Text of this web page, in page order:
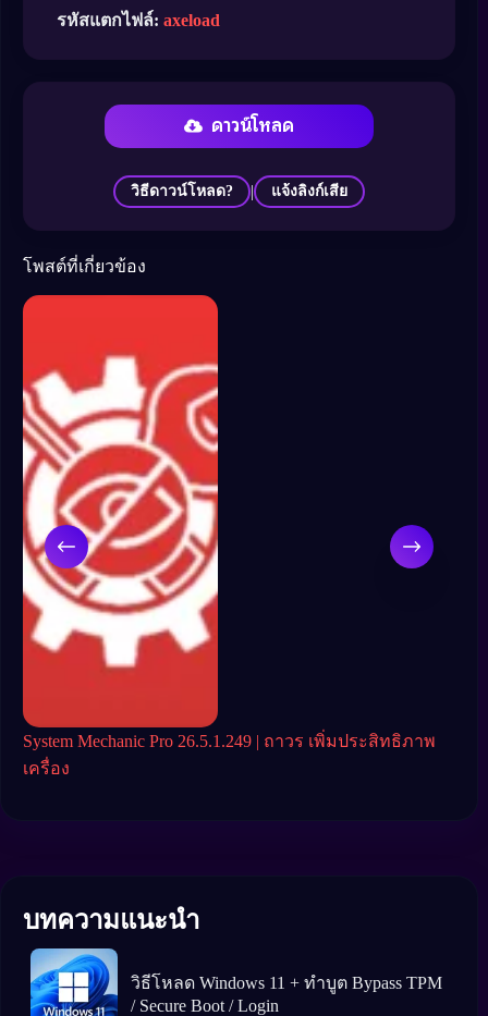
รหัสแตกไฟล์: axeload
ดาวน์โหลด
วิธีดาวน์โหลด? | แจ้งลิงก์เสีย
โพสต์ที่เกี่ยวข้อง
System Mechanic Pro 26.5.1.249 | ถาวร เพิ่มประสิทธิภาพ
เครื่อง
บทความแนะนำ
วิธีโหลด Windows 11 + ทำบูต Bypass TPM
/ Secure Boot / Login